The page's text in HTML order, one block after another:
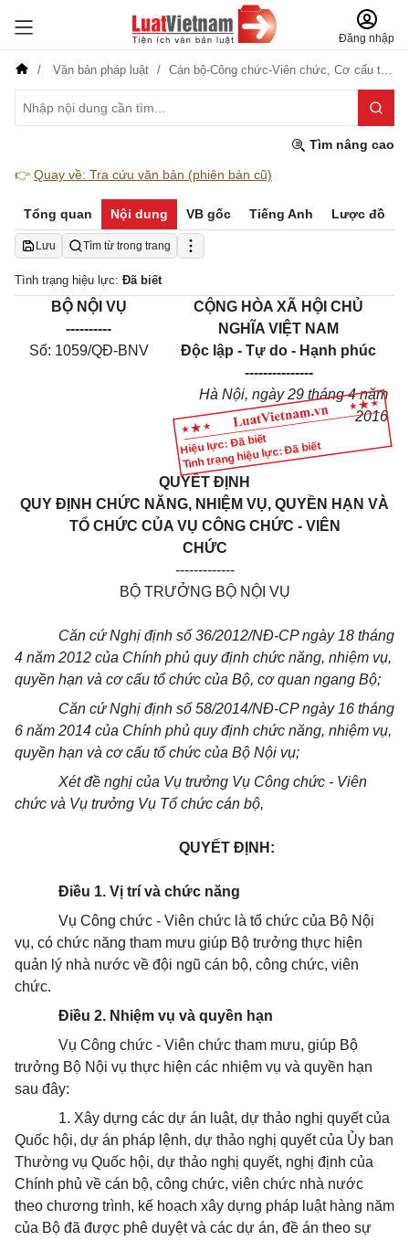
Đăng nhập
Văn bản pháp luật Cán bộ-Công chức-Viên chức, Cơ cấu tổ chức
Tìm nâng cao
👉 Quay về: Tra cứu văn bản (phiên bản cũ)
Tổng quan Nội dung VB gốc Tiếng Anh Lược đồ
Lưu Tìm từ trong trang
Tình trạng hiệu lực: Đã biết
Hiệu lực: Đã biết
Tình trạng hiệu lực: Đã biết
BỘ NỘI VỤ
----------
Số: 1059/QĐ-BNV
CỘNG HÒA XÃ HỘI CHỦ
NGHĨA VIỆT NAM
Độc lập - Tự do - Hạnh phúc
---------------
Hà Nội, ngày29tháng 4 năm
2016
QUYẾT ĐỊNH
QUY ĐỊNH CHỨC NĂNG, NHIỆM VỤ, QUYỀN HẠN VÀ
TỔ CHỨC CỦA VỤ CÔNG CHỨC - VIÊN
CHỨC
-------------
BỘ TRƯỞNG BỘ NỘI VỤ
Căn cứ Nghị định số 36/2012/NĐ-CP ngày 18 tháng
4 năm 2012 của Chính phủ quy định chức năng, nhiệm vụ,
quyền hạn và cơ cấu tổ chức của Bộ, cơ quan ngang Bộ;
Căn cứ Nghị định số 58/2014/NĐ-CP ngày 16 tháng
6 năm 2014 của Chính phủ quy định chức năng, nhiệm vụ,
quyền hạn và cơ cấu tổ chức của Bộ Nội vụ;
Xét đề nghị của Vụ trưởng Vụ Công chức - Viên
chức và Vụ trưởng Vụ Tổ chức cán bộ,
QUYẾT ĐỊNH:
Điều 1. Vị trí và chức năng
Vụ Công chức - Viên chức là tổ chức của Bộ Nội
vụ, có chức năng tham mưu giúp Bộ trưởng thực hiện
quản lý nhà nước về đội ngũ cán bộ, công chức, viên
chức.
Điều 2. Nhiệm vụ và quyền hạn
Vụ Công chức - Viên chức tham mưu, giúp Bộ
trưởng Bộ Nội vụ thực hiện các nhiệm vụ và quyền hạn
sau đây:
1. Xây dựng các dự án luật, dự thảo nghị quyết của
Quốc hội, dự án pháp lệnh, dự thảo nghị quyết của Ủy ban
Thường vụ Quốc hội, dự thảo nghị quyết, nghị định của
Chính phủ về cán bộ, công chức, viên chức nhà nước
theo chương trình, kế hoạch xây dựng pháp luật hàng năm
của Bộ đã được phê duyệt và các dự án, đề án theo sự